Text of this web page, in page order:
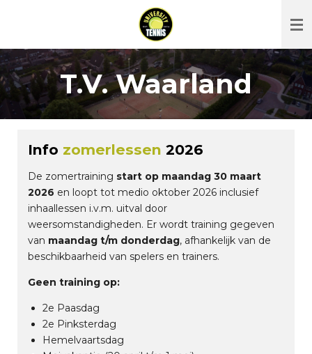
de
hoofdinhoudT.V. Waarland
Info zomerlessen 2026
De zomertraining start op maandag 30 maart
2026 en loopt tot medio oktober 2026 inclusief
inhaallessen i.v.m. uitval door
weersomstandigheden. Er wordt training gegeven
van maandag t/m donderdag, afhankelijk van de
beschikbaarheid van spelers en trainers.
Geen training op:
2e Paasdag
2e Pinksterdag
Hemelvaartsdag